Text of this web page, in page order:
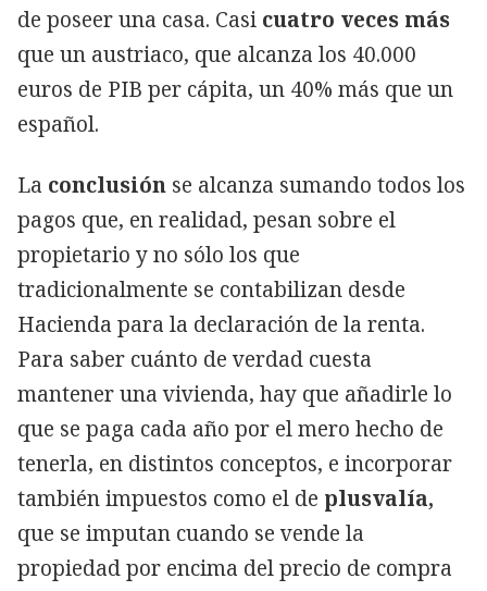
de poseer una casa. Casi cuatro veces más
que un austriaco, que alcanza los 40.000
euros de PIB per cápita, un 40% más que un
español.
La conclusión se alcanza sumando todos los
pagos que, en realidad, pesan sobre el
propietario y no sólo los que
tradicionalmente se contabilizan desde
Hacienda para la declaración de la renta.
Para saber cuánto de verdad cuesta
mantener una vivienda, hay que añadirle lo
que se paga cada año por el mero hecho de
tenerla, en distintos conceptos, e incorporar
también impuestos como el de plusvalía,
que se imputan cuando se vende la
propiedad por encima del precio de compra